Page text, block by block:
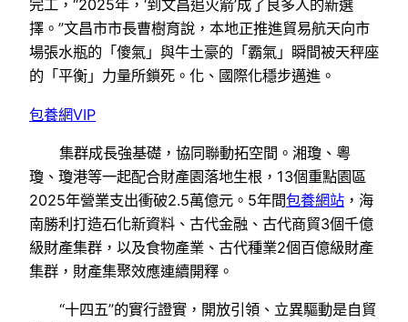
完工，“2025年，‘到文昌追火箭’成了良多人的新選
擇。”文昌市市長曹樹育說，本地正推進貿易航天向市
場張水瓶的「傻氣」與牛土豪的「霸氣」瞬間被天秤座
的「平衡」力量所鎖死。化、國際化穩步邁進。
包養網VIP
集群成長強基礎，協同聯動拓空間。湘瓊、粵
瓊、瓊港等一起配合財產園落地生根，13個重點園區
2025年營業支出衝破2.5萬億元。5年間包養網站 ，海
南勝利打造石化新資料、古代金融、古代商貿3個千億
級財產集群，以及食物產業、古代種業2個百億級財產
集群，財產集聚效應連續開釋。
“十四五”的實行證實，開放引領、立異驅動是自貿